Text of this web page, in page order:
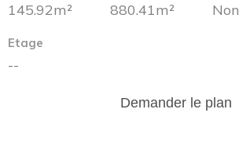
145.92m² 880.41m² Non
Etage
--
Demander le plan